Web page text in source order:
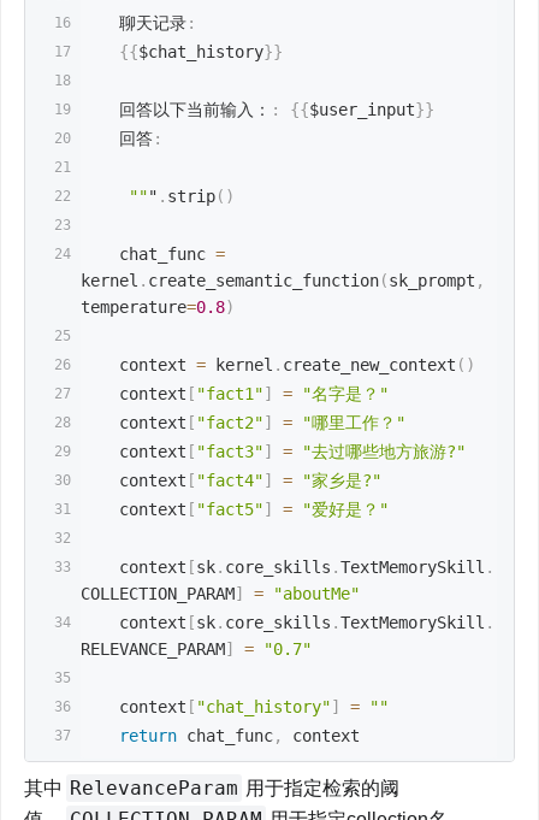
    聊天记录
:
{{$chat_history}}
    回答以下当前输入：
: {{$user_input}}
    回答
:
""" . strip( )
    chat_func
=
kernel . create_semantic_function(sk_prompt ,
temperature=0.8)
    context
= kernel . create_new_context ( )
    context
[ "fact1"] =
"名字是？"
    context
[ "fact2"] =
"哪里工作？"
    context
[ "fact3"] =
"去过哪些地方旅游?"
    context
[ "fact4"] =
"家乡是?"
    context
[ "fact5"] = "爱好是？"
    context
[sk. core_skills .TextMemorySkill .
COLLECTION_PARAM] =
"aboutMe"
    context
[sk. core_skills .TextMemorySkill .
RELEVANCE_PARAM] = "0.7"
    context
[ "chat_history"] =
""
return chat_func, context
其中 RelevanceParam 用于指定检索的阈